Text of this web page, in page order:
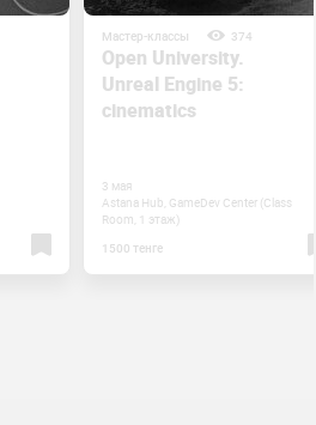
Мастер-классы 374
Open University.
Unreal Engine 5:
cinematics
3 мая
Astana Hub, GameDev Center (Class
Room, 1 этаж)
1500 тенге